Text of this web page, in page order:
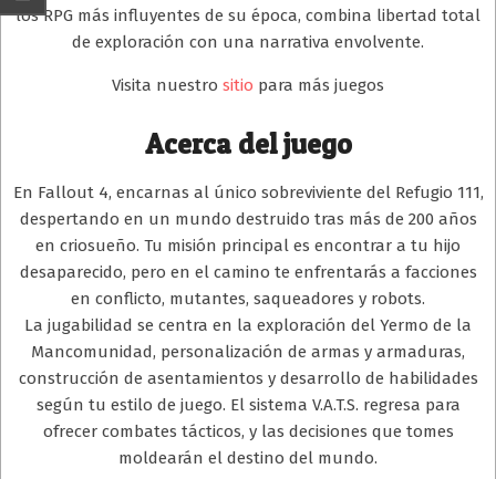
los RPG más influyentes de su época, combina libertad total
de exploración con una narrativa envolvente.
Visita nuestro sitio para más juegos
Acerca del juego
En Fallout 4, encarnas al único sobreviviente del Refugio 111,
despertando en un mundo destruido tras más de 200 años
en criosueño. Tu misión principal es encontrar a tu hijo
desaparecido, pero en el camino te enfrentarás a facciones
en conflicto, mutantes, saqueadores y robots.
La jugabilidad se centra en la exploración del Yermo de la
Mancomunidad, personalización de armas y armaduras,
construcción de asentamientos y desarrollo de habilidades
según tu estilo de juego. El sistema V.A.T.S. regresa para
ofrecer combates tácticos, y las decisiones que tomes
moldearán el destino del mundo.